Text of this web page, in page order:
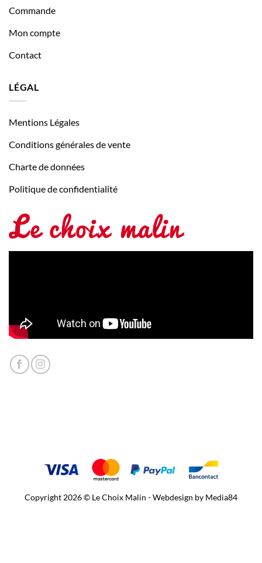
Commande
Mon compte
Contact
LÉGAL
Mentions Légales
Conditions générales de vente
Charte de données
Politique de confidentialité
Copyright 2026 © Le Choix Malin - Webdesign by Media84